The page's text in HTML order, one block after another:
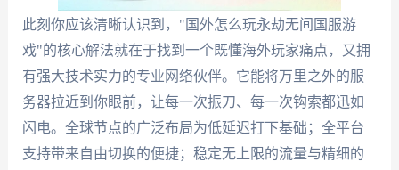
此刻你应该清晰认识到，"国外怎么玩永劫无间国服游
戏"的核心解法就在于找到一个既懂海外玩家痛点，又拥
有强大技术实力的专业网络伙伴。它能将万里之外的服
务器拉近到你眼前，让每一次振刀、每一次钩索都迅如
闪电。全球节点的广泛布局为低延迟打下基础；全平台
支持带来自由切换的便捷；稳定无上限的流量与精细的